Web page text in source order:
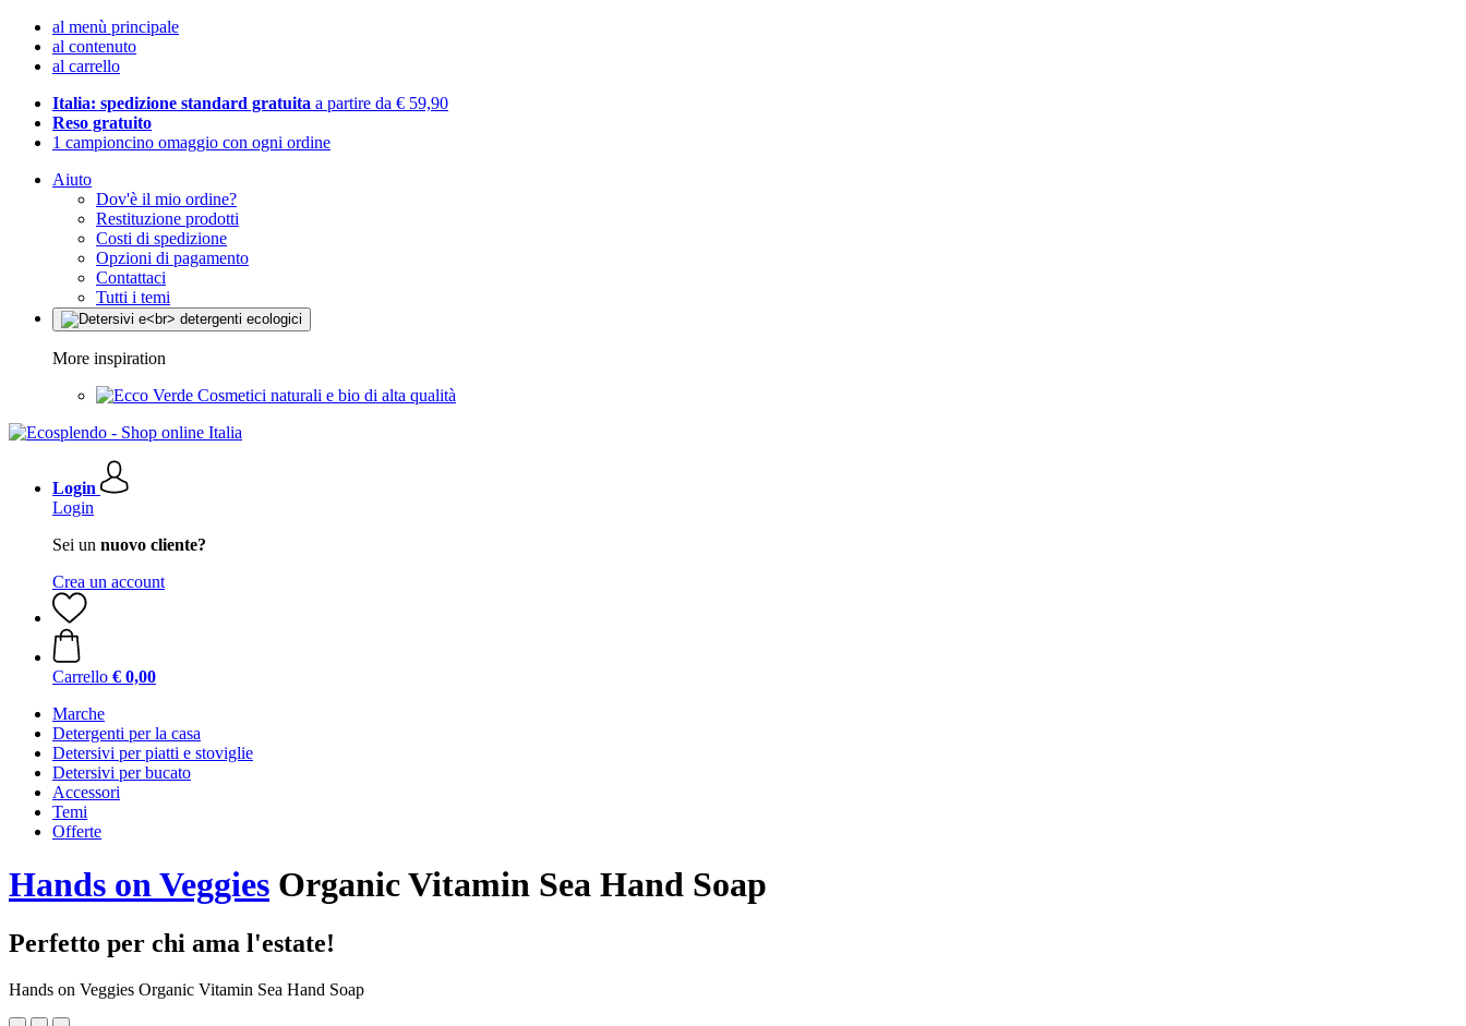
al menù principale
al contenuto
al carrello
Italia: spedizione standard gratuita a partire da € 59,90
Reso gratuito
1 campioncino omaggio con ogni ordine
Aiuto
Dov'è il mio ordine?
Restituzione prodotti
Costi di spedizione
Opzioni di pagamento
Contattaci
Tutti i temi
More inspiration
Cosmetici naturali e bio di alta qualità
Login
Login
Sei un nuovo cliente?
Crea un account
Carrello € 0,00
Marche
Detergenti per la casa
Detersivi per piatti e stoviglie
Detersivi per bucato
Accessori
Temi
Offerte
Hands on Veggies Organic Vitamin Sea Hand Soap
Perfetto per chi ama l'estate!
Hands on Veggies Organic Vitamin Sea Hand Soap